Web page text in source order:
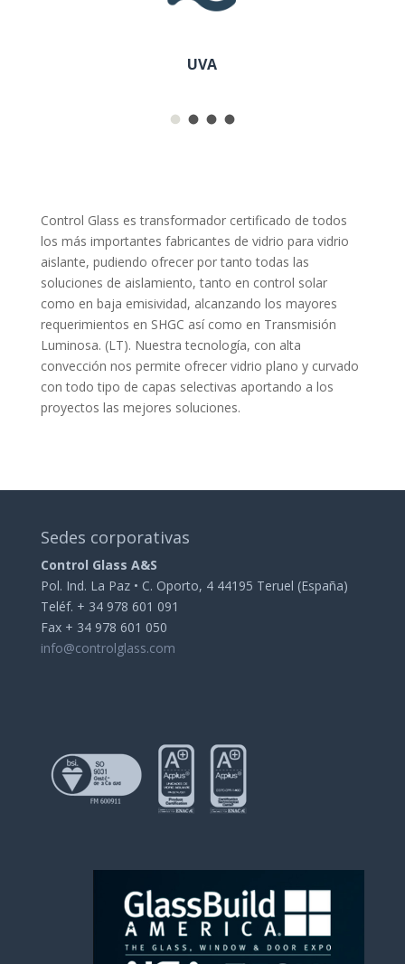
UVA
Control Glass es transformador certificado de todos
los más importantes fabricantes de vidrio para vidrio
aislante, pudiendo ofrecer por tanto todas las
soluciones de aislamiento, tanto en control solar
como en baja emisividad, alcanzando los mayores
requerimientos en SHGC así como en Transmisión
Luminosa. (LT). Nuestra tecnología, con alta
convección nos permite ofrecer vidrio plano y curvado
con todo tipo de capas selectivas aportando a los
proyectos las mejores soluciones.
Sedes corporativas
Control Glass A&S
Pol. Ind. La Paz • C. Oporto, 4 44195 Teruel (España)
Teléf. + 34 978 601 091
Fax + 34 978 601 050
info@controlglass.com